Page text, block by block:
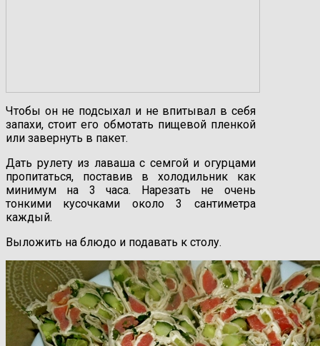
Чтобы он не подсыхал и не впитывал в себя
запахи, стоит его обмотать пищевой пленкой
или завернуть в пакет.
Дать рулету из лаваша с семгой и огурцами
пропитаться, поставив в холодильник как
минимум на 3 часа. Нарезать не очень
тонкими кусочками около 3 сантиметра
каждый.
Выложить на блюдо и подавать к столу.